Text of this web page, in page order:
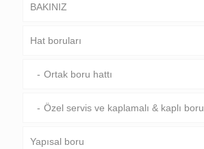
BAKINIZ
Boru & kasa
Sondaj borusu
Ağır sondaj boru & Matkap yaka
Hat boruları
Ortak boru hattı
Özel servis ve kaplamalı & kaplı boru
Yapısal boru